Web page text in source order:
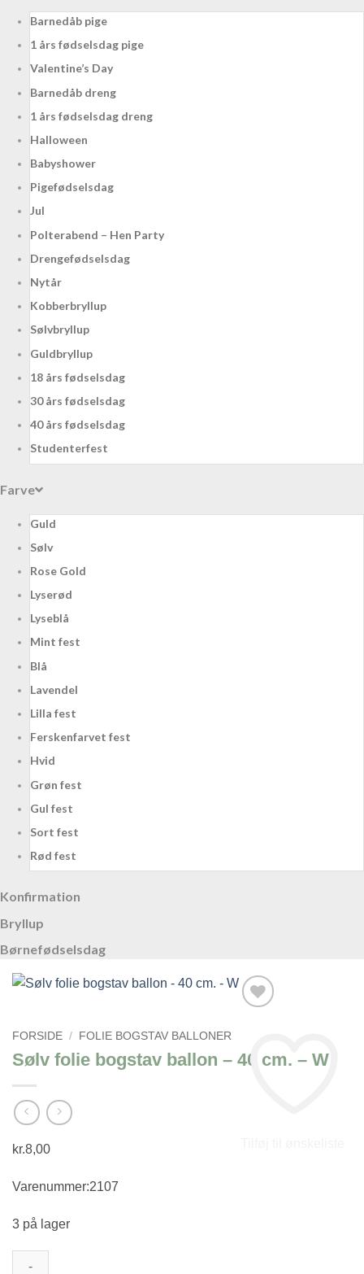
Barnedåb pige
1 års fødselsdag pige
Valentine’s Day
Barnedåb dreng
1 års fødselsdag dreng
Halloween
Babyshower
Pigefødselsdag
Jul
Polterabend – Hen Party
Drengefødselsdag
Nytår
Kobberbryllup
Sølvbryllup
Guldbryllup
18 års fødselsdag
30 års fødselsdag
40 års fødselsdag
Studenterfest
Farve
Guld
Sølv
Rose Gold
Lyserød
Lyseblå
Mint fest
Blå
Lavendel
Lilla fest
Ferskenfarvet fest
Hvid
Grøn fest
Gul fest
Sort fest
Rød fest
Konfirmation
Bryllup
Børnefødselsdag
FORSIDE / FOLIE BOGSTAV BALLONER
Sølv folie bogstav ballon – 40 cm. – W
kr.8,00
Varenummer:2107
3 på lager